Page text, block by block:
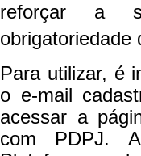
reforçar a
obrigatoriedade
Para utilizar, é
o e-mail
acessar a
com PDPJ.